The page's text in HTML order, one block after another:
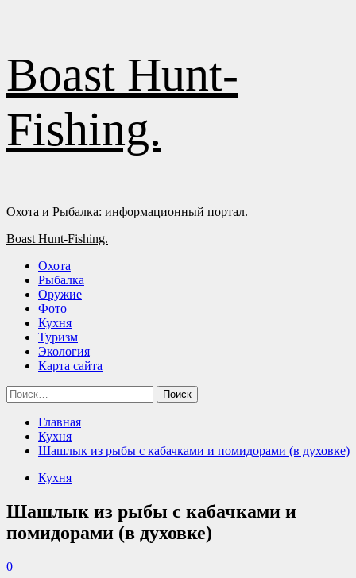
содержимому
Boast Hunt-
Fishing.
Охота и Рыбалка: информационный портал.
Основное
Boast Hunt-Fishing.
Охота
Рыбалка
Оружие
Фото
Кухня
Туризм
Экология
Карта сайта
Найти:
Главная
Кухня
Шашлык из рыбы с кабачками и помидорами (в духовке)
Кухня
Шашлык из рыбы с кабачками и
помидорами (в духовке)
0